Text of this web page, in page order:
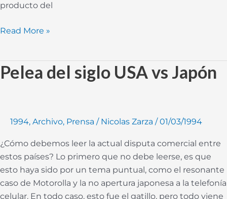
producto del
Read More »
Pelea del siglo USA vs Japón
1994, Archivo, Prensa / Nicolas Zarza /01/03/1994
¿Cómo debemos leer la actual disputa comercial entre
estos países? Lo primero que no debe leerse, es que
esto haya sido por un tema puntual, como el resonante
caso de Motorolla y la no apertura japonesa a la telefonía
celular. En todo caso, esto fue el gatillo, pero todo viene
Pelea
del